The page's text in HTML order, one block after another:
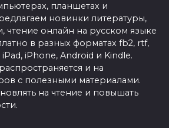
планшетах и
новинки литературы,
чтение онлайн на русском языке
в разных форматах fb2, rtf,
iPhone, Android и Kindle.
и на
с полезными материалами.
на чтение и повышать